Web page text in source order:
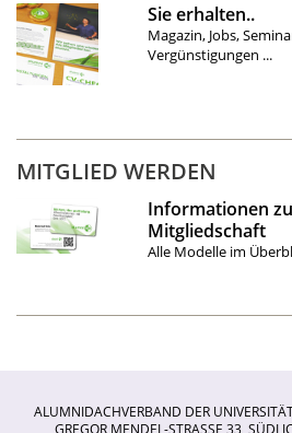
Sie erhalten..
Magazin, Jobs,
Vergünstigungen ...
MITGLIED WERDEN
Informationen
Mitgliedschaft
Alle Modelle im
ALUMNIDACHVERBAND DER
GREGOR MENDEL-STRASSE 33,